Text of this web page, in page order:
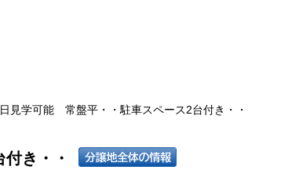
見学可能 常盤平・・駐車スペース2台付き・・
き・・